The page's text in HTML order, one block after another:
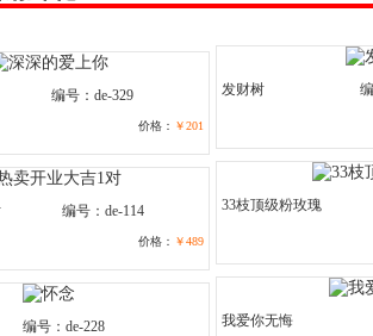
编号：de-329
价格： ￥201
发财树
编号：de-114
价格： ￥489
33枝顶级粉玫瑰
编号：de-228 我爱你无悔